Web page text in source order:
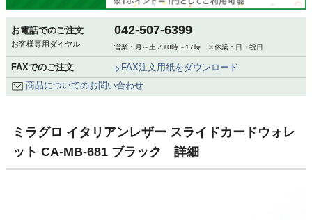
お電話でのご注文
お客様専用ダイヤル
042-507-6399
営業：月～土／10時～17時 ※休業：日・祝日
FAXでのご注文
FAX注文用紙をダウンロード
商品についてのお問い合わせ
ミラグロ イタリアンレザー スライドカードウォレ
ット CA-MB-681 ブラック 詳細